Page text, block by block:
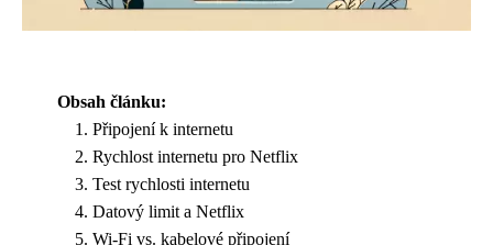
Obsah článku:
Připojení k internetu
Rychlost internetu pro Netflix
Test rychlosti internetu
Datový limit a Netflix
Wi-Fi vs. kabelové připojení